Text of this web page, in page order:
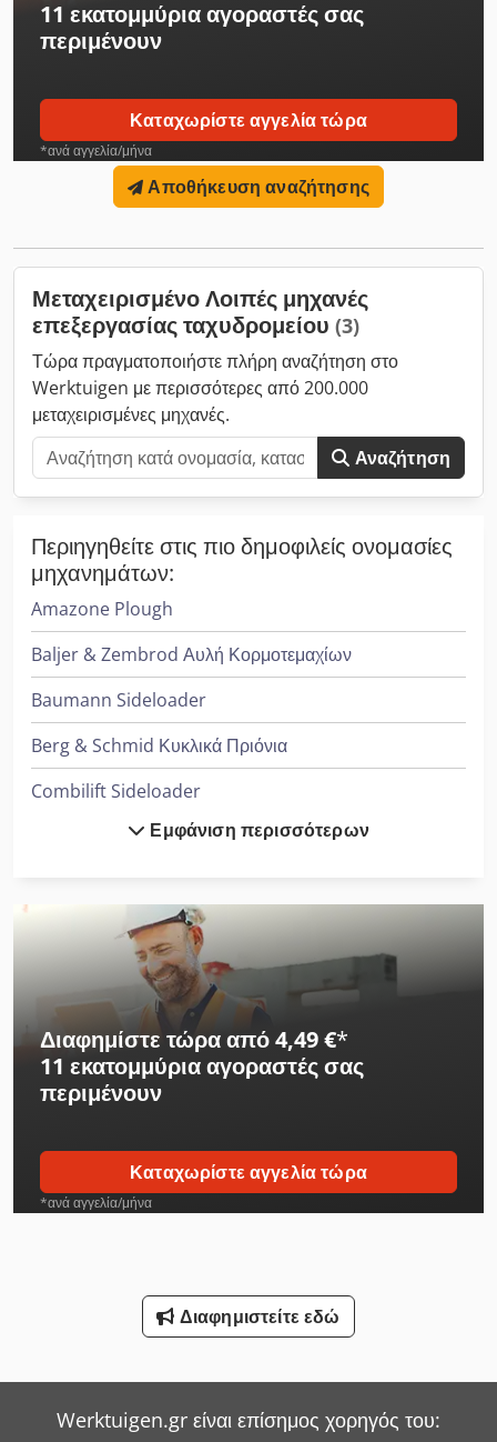
11 εκατομμύρια αγοραστέςσας
περιμένουν
Καταχωρίστε αγγελία τώρα
*ανά αγγελία/μήνα
Αποθήκευση αναζήτησης
Μεταχειρισμένο Λοιπές μηχανές
επεξεργασίας ταχυδρομείου (3)
Τώρα πραγματοποιήστε πλήρη αναζήτηση στο
Werktuigen με περισσότερες από 200.000
μεταχειρισμένες μηχανές.
Αναζήτηση
Περιηγηθείτε στις πιο δημοφιλείς ονομασίες
μηχανημάτων:
Amazone Plough
Baljer & Zembrod Αυλή Κορμοτεμαχίων
Baumann Sideloader
Berg & Schmid Κυκλικά Πριόνια
Combilift Sideloader
Cvs Ferrari Reachstacker
Fischer & Krecke Πιέσεις Φλεξογραφικής Εκτύπωσης
Herkules Mulcher
Hp Εκτυπωτής
Hubtex Sideloader
Hyster Reachstacker
Jungheinrich Picker
Leif & Lorentz Μηχανές Βουρτσίσματος
Linde Reachstacker
Linde Sideloader
Niemeyer Plough
Εμφάνιση περισσότερων
Διαφημίστε τώρα από 4,49 €*
11 εκατομμύρια αγοραστέςσας
περιμένουν
Καταχωρίστε αγγελία τώρα
*ανά αγγελία/μήνα
Διαφημιστείτε εδώ
Werktuigen.gr είναι επίσημος χορηγός του: